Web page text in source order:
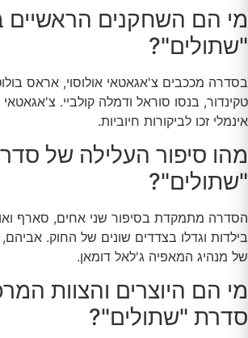
מי הם השחקנים
"שתולים"?
בסדרה מככבים צ'אגאטאי אולוסוי, אראס
טקינדור, בנסו סוראל ודמלה קולביי. צ'אגאטאי
אינמלי זכו לביקורות חיוביות.
מהו סיפור העלילה של
"שתולים"?
הסדרה מתמקדת בסיפור שני אחים, סארף
בילדות וגדלו בצדדים שונים של החוק.
של מנהיג המאפיה ג'לאל דומאן.
מי הם היוצרים והצוות
סדרת "שתולים"?